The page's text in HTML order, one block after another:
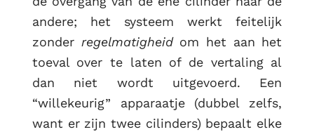
andere; het systeem werkt feitelijk
zonder regelmatigheidom het aan het
toeval over te laten of de vertaling al
dan niet wordt uitgevoerd. Een
“willekeurig” apparaatje (dubbel zelfs,
want er zijn twee cilinders) bepaalt elke